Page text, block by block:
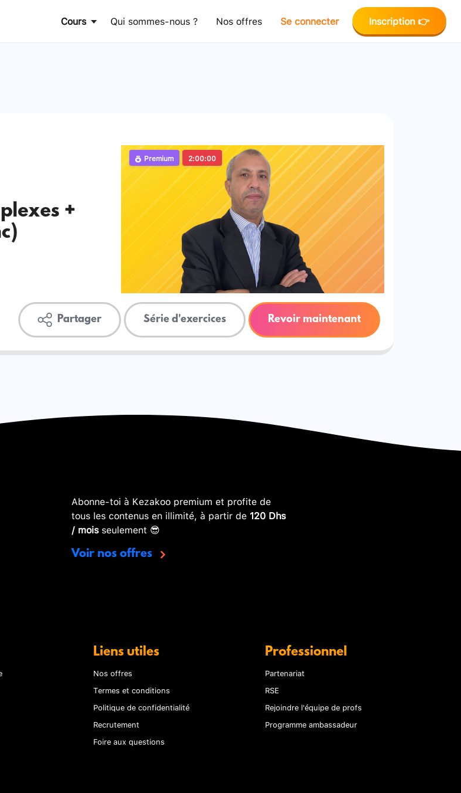
Cours Qui sommes-nous ? Nos offres Se connecter Inscription 👉
+
Premium 2:00:00
Partager Série d'exercices Revoir maintenant
Abonne-toi à Kezakoo premium et profite de
tous les contenus en illimité, à partir de 120 Dhs
/ moisseulement 😎
Voir nos offres
Liens utiles
Nos offres
Termes et conditions
Politique de confidentialité
Recrutement
Foire aux questions
Professionnel
Partenariat
RSE
Rejoindre l'équipe de profs
Programme ambassadeur